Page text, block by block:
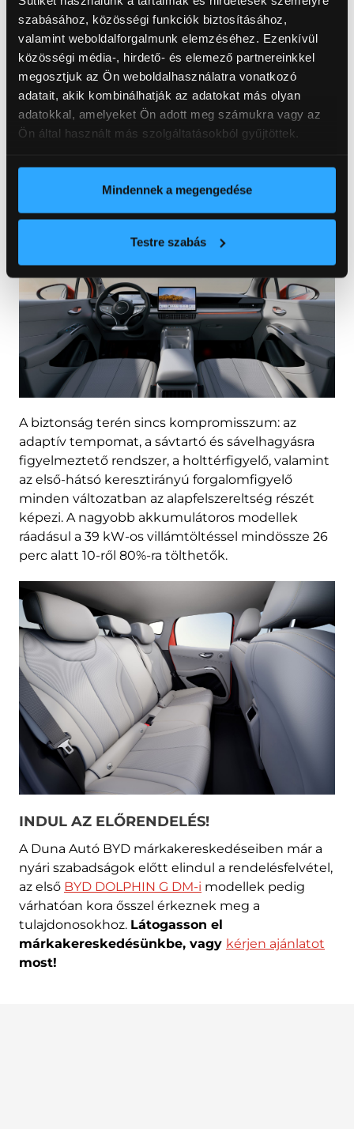
szabásához, közösségi funkciók biztosításához,
valamint weboldalforgalmunk elemzéséhez. Ezenkívül
közösségi média-, hirdető- és elemező partnereinkkel
megosztjuk az Ön weboldalhasználatra vonatkozó
adatait, akik kombinálhatják az adatokat más olyan
adatokkal, amelyeket Ön adott meg számukra vagy az
Ön által használt más szolgáltatásokból gyűjtöttek.
Mindennek a megengedése
Testre szabás
szinteken olyan innovatív extrák kényeztetik az
utazókat, mint:
a szélvédőre vetítőhead-up kijelző,
a nagyméretűpanoráma üvegtető
abeépített Google szolgáltatásokkal
(navigáció és asszisztens) ellátott, forgatható
működtetésére szolgálóV2L rendszer
A biztonság terén sincs kompromisszum: az
adaptív tempomat, a sávtartó és sávelhagyásra
figyelmeztető rendszer, a holttérfigyelő, valamint
az első-hátsó keresztirányú forgalomfigyelő
minden változatban az alapfelszereltség részét
képezi. A nagyobb akkumulátoros modellek
ráadásul a 39 kW-os villámtöltéssel mindössze 26
perc alatt 10-ről 80%-ra tölthetők.
INDUL AZ ELŐRENDELÉS!
A Duna Autó BYD márkakereskedéseiben már a
nyári szabadságok előtt elindul a rendelésfelvétel,
az első BYD DOLPHIN G DM-i modellek pedig
várhatóan kora ősszel érkeznek meg a
tulajdonosokhoz. Látogasson el
márkakereskedésünkbe, vagy kérjen ajánlatot
most!